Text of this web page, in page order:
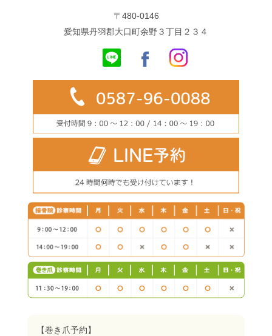
〒480-0146
愛知県丹羽郡大口町余野３丁目２３４
【巻き爪予約】